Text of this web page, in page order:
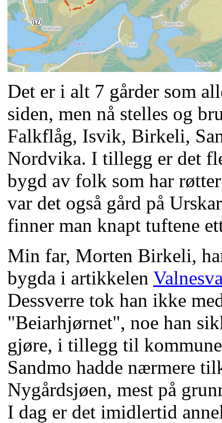
Det er i alt 7 gårder som
siden, men nå stelles og
Falkflåg, Isvik, Birkeli,
Nordvika. I tillegg er det
bygd av folk som har
var det også gård på
finner man knapt tuftene
Min far, Morten Birkeli,
bygda i artikkelen
Dessverre tok han ikke
"Beiarhjørnet", noe han
gjøre, i tillegg til
Sandmo hadde nærmere
Nygårdsjøen, mest på
I dag er det imidlertid